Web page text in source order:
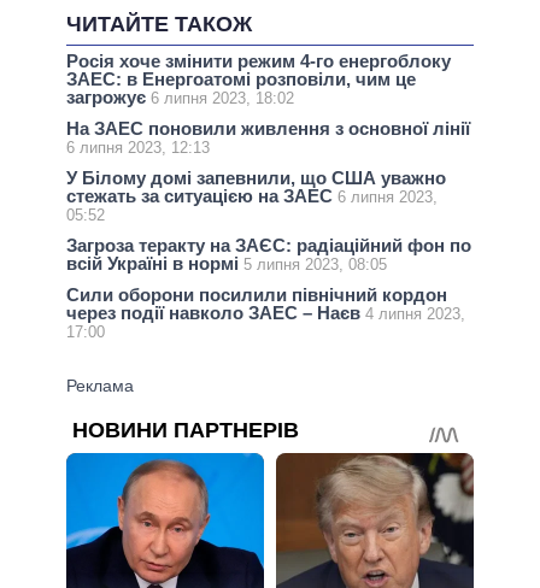
ЧИТАЙТЕ ТАКОЖ
Росія хоче змінити режим 4-го енергоблоку
ЗАЕС: в Енергоатомі розповіли, чим це
загрожує 6 липня 2023, 18:02
На ЗАЕС поновили живлення з основної лінії
6 липня 2023, 12:13
У Білому домі запевнили, що США уважно
стежать за ситуацією на ЗАЕС 6 липня 2023,
05:52
Загроза теракту на ЗАЄС: радіаційний фон по
всій Україні в нормі 5 липня 2023, 08:05
Сили оборони посилили північний кордон
через події навколо ЗАЕС – Наєв 4 липня 2023,
17:00